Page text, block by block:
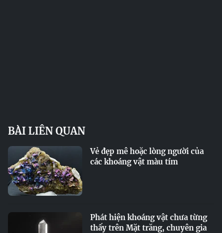
BÀI LIÊN QUAN
Vẻ đẹp mê hoặc lòng người của
các khoáng vật màu tím
Phát hiện khoáng vật chưa từng
thấy trên Mặt trăng, chuyên gia